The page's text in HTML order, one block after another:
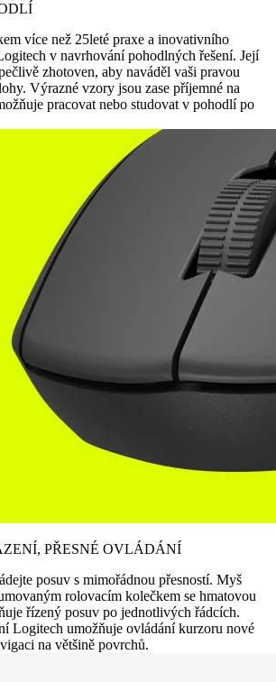
více než 25leté praxe a inovativního
v navrhování pohodlných řešení. Její
zhotoven, aby naváděl vaši pravou
Výrazné vzory jsou zase příjemné na
pracovat nebo studovat v pohodlí po
PŘESNÉ OVLÁDÁNÍ
posuv s mimořádnou přesností. Myš
rolovacím kolečkem se hmatovou
řízený posuv po jednotlivých řádcích.
Logitech umožňuje ovládání kurzoru nové
na většině povrchů.